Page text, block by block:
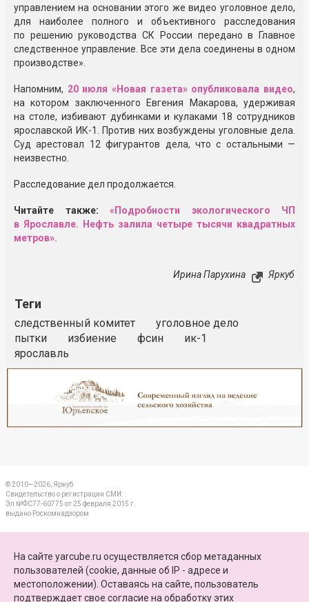
управлением на основании этого же видео уголовное дело,
для наиболее полного и объективного расследования
по решению руководства СК России передано в Главное
следственное управление. Все эти дела соединены в одном
производстве».
Напомним, 20 июля «Новая газета» опубликовала видео,
на котором заключенного Евгения Макарова, удерживая
на столе, избивают дубинками и кулаками 18 сотрудников
ярославской ИК-1. Против них возбуждены уголовные дела.
Суд арестовал 12 фигурантов дела, что с остальными —
неизвестно.
Расследование дел продолжается.
Читайте также:
«Подробности экологического ЧП
в Ярославле. Нефть залила четыре тысячи квадратных
метров».
Ирина Парухина Яркуб
Теги
следственный комитет
уголовное дело
пытки
избиение фсин
ик-1
ярославль
© 2010—2026, Яркуб
Свидетельство о регистрации СМИ:
Эл №ФС77-60775 от 25 февраля 2015 г.
выдано Роскомнадзором
ПАРТНЕРЫ
КАРТА САЙТА
На сайте yarcube.ru осуществляется сбор метаданных
пользователей (cookie, данные об IP - адресе и
местоположении). Оставаясь на сайте, пользователь
подтверждает свое согласие на обработку этих